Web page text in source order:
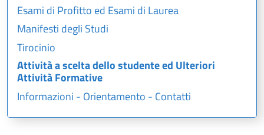
Esami di Profitto ed Esami di Laurea
Manifesti degli Studi
Tirocinio
Attività a scelta dello studente ed Ulteriori
Attività Formative
Informazioni - Orientamento - Contatti